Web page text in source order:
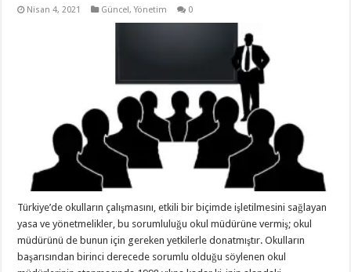
Nisan 4, 2021 Güncel,Yönetim 0
Türkiye’de okulların çalışmasını, etkili bir biçimde işletilmesini sağlayan
yasa ve yönetmelikler, bu sorumluluğu okul müdürüne vermiş; okul
müdürünü de bunun için gereken yetkilerle donatmıştır. Okulların
başarısından birinci derecede sorumlu olduğu söylenen okul